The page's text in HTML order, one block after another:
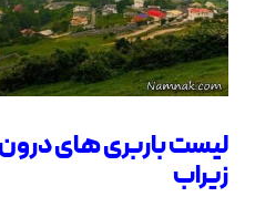
لیست باربری های
زیراب